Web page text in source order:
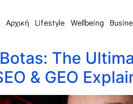
Αρχική Lifestyle Wellbeing
The
& GEO